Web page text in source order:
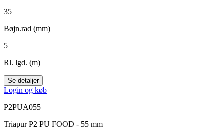
35
Bøjn.rad (mm)
5
Rl. lgd. (m)
Se detaljer
Login og køb
P2PUA055
Triapur P2 PU FOOD - 55 mm